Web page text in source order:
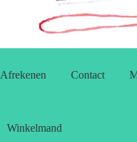
Afrekenen Contact
Winkelmand